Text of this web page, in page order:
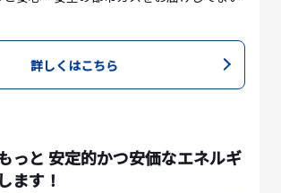
詳しくはこちら
っと 安定的かつ安価なエネルギ
ます！